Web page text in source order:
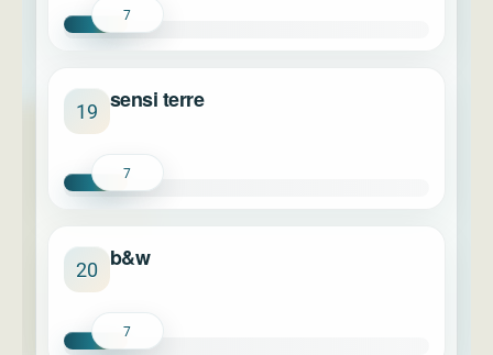
7
19 sensi terre
7
20 b&w
7